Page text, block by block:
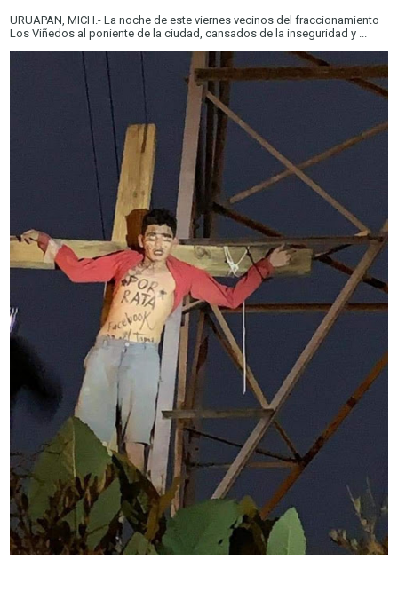
URUAPAN, MICH.- La noche de este viernes vecinos del fraccionamiento
Los Viñedos al poniente de la ciudad, cansados de la inseguridad y ...